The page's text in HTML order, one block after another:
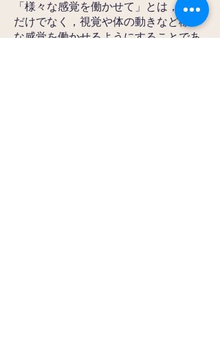
「様々な感覚を働かせて」とは，聴覚
だけでなく，視覚や体の動きなど様々
な感覚を働かせるようにすることであ